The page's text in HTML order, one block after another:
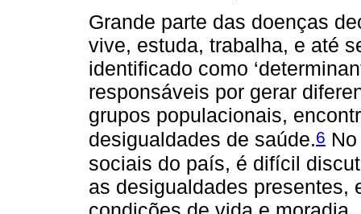
Grande parte das doenças
vive, estuda, trabalha, e até
identificado como
responsáveis por gerar
grupos populacionais,
desigualdades de saúde.6
sociais do país, é difícil
as desigualdades presentes,